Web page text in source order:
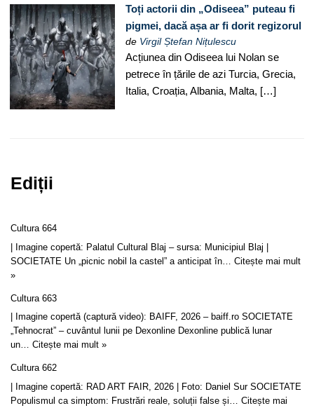
Toți actorii din „Odiseea” puteau fi
pigmei, dacă așa ar fi dorit regizorul
de Virgil Ștefan Nițulescu
Acțiunea din Odiseea lui Nolan se
petrece în țările de azi Turcia, Grecia,
Italia, Croația, Albania, Malta, […]
Ediții
Cultura 664
| Imagine copertă: Palatul Cultural Blaj – sursa: Municipiul Blaj |
SOCIETATE Un „picnic nobil la castel” a anticipat în… Citește mai mult
»
Cultura 663
| Imagine copertă (captură video): BAIFF, 2026 – baiff.ro SOCIETATE
„Tehnocrat” – cuvântul lunii pe Dexonline Dexonline publică lunar
un… Citește mai mult »
Cultura 662
| Imagine copertă: RAD ART FAIR, 2026 | Foto: Daniel Sur SOCIETATE
Populismul ca simptom: Frustrări reale, soluții false și… Citește mai